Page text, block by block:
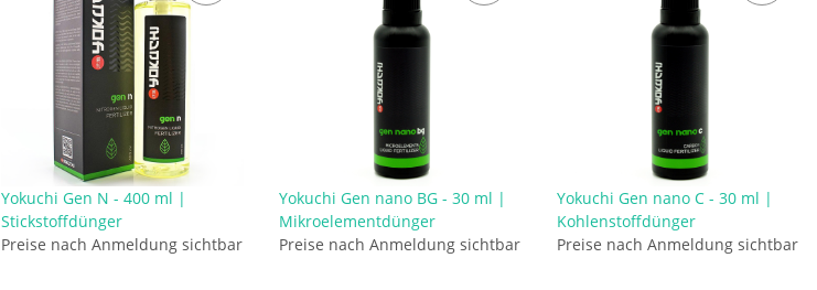
Yokuchi Gen N - 400 ml |
Stickstoffdünger
Preise nach Anmeldung sichtbar
Yokuchi Gen nano BG - 30 ml |
Mikroelementdünger
Preise nach Anmeldung sichtbar
Yokuchi Gen nano C - 30 ml |
Kohlenstoffdünger
Preise nach Anmeldung sichtbar